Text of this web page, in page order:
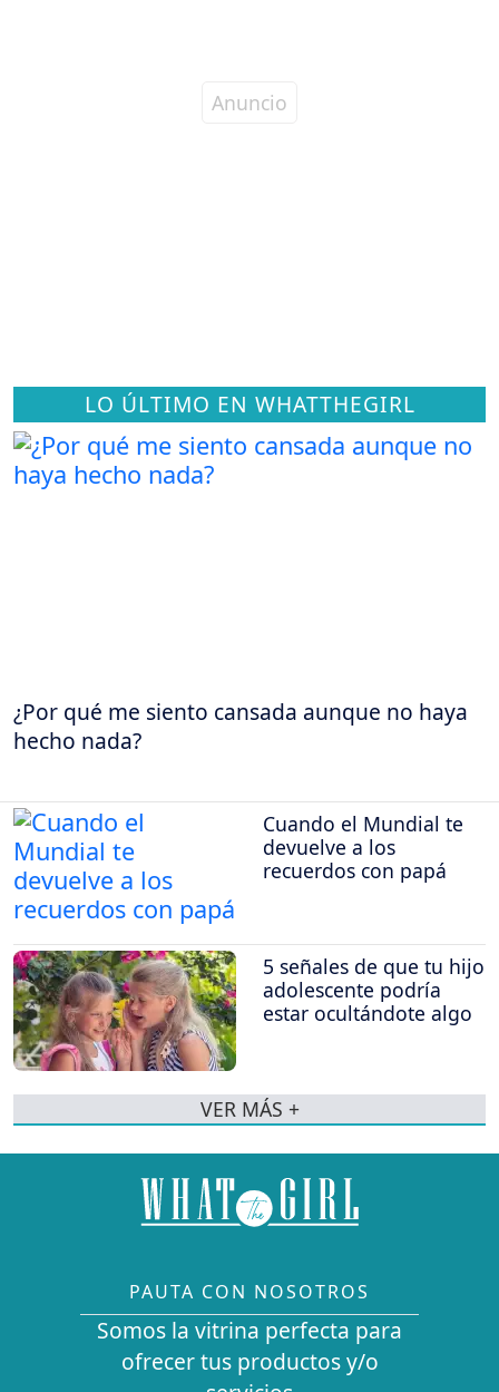
LO ÚLTIMO EN WHATTHEGIRL
¿Por qué me siento cansada aunque no haya
hecho nada?
Cuando el Mundial te
devuelve a los
recuerdos con papá
5 señales de que tu hijo
adolescente podría
estar ocultándote algo
VER MÁS +
PAUTA CON NOSOTROS
Somos la vitrina perfecta para
ofrecer tus productos y/o